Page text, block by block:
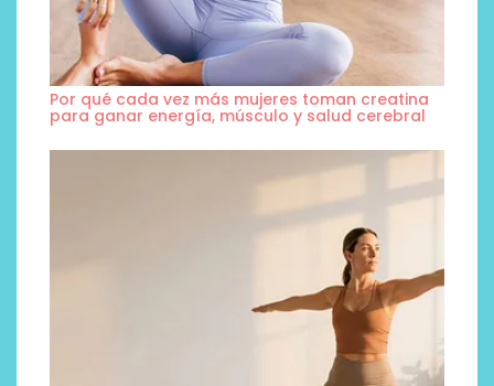
Por qué cada vez más mujeres toman creatina
para ganar energía, músculo y salud cerebral